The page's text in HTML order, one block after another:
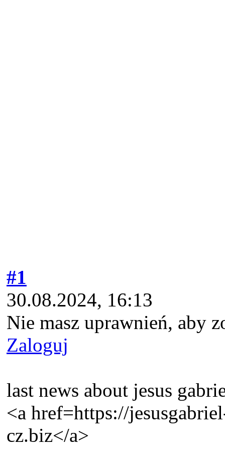
#1
30.08.2024, 16:13
Nie masz uprawnień, aby
Zaloguj
last news about jesus
<a href=https://
cz.biz</a>